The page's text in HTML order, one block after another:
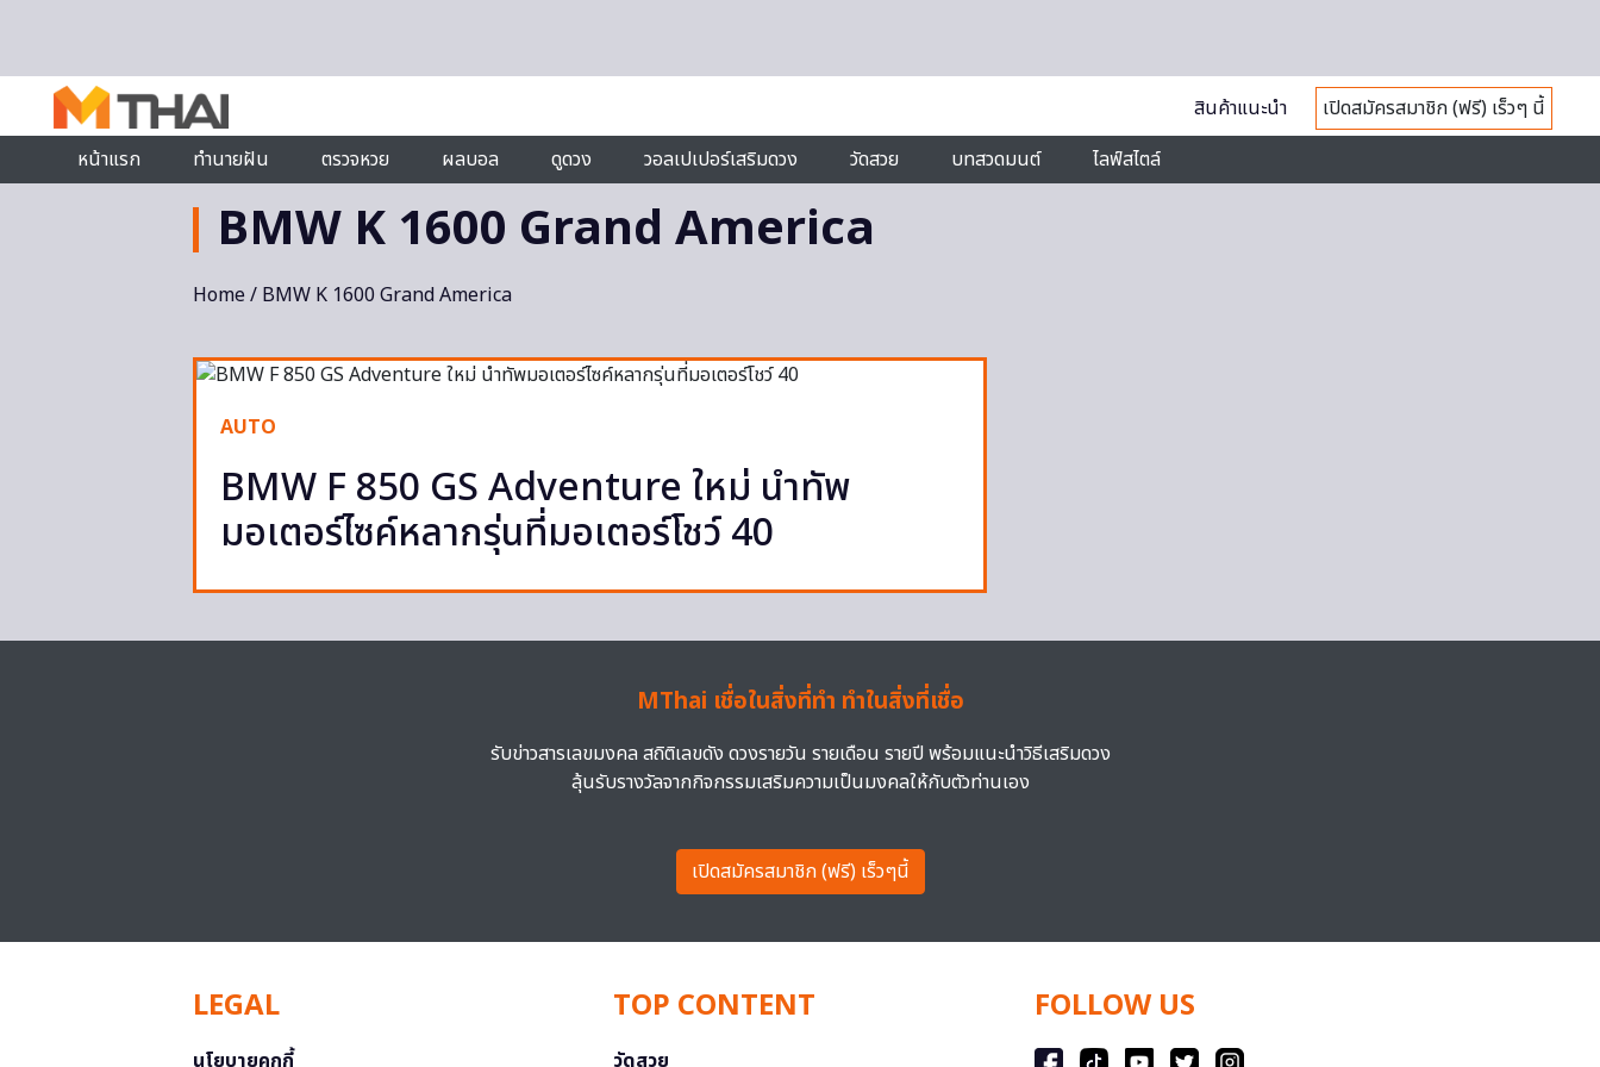
สินค้าแนะนำ
เปิดสมัครสมาชิก (ฟรี) เร็วๆ นี้
หน้าแรก
ทำนายฝัน ตรวจหวย ผลบอล ดูดวง วอลเปเปอร์เสริมดวง วัดสวย บทสวดมนต์ ไลฟ์สไตล์
BMW K 1600 Grand America
Home/ BMW K 1600 Grand America
AUTO
BMW F 850 GS Adventure ใหม่ นำทัพ
มอเตอร์ไซค์หลากรุ่นที่มอเตอร์โชว์ 40
MThai เชื่อในสิ่งที่ทำ ทำในสิ่งที่เชื่อ
รับข่าวสารเลขมงคล สถิติเลขดัง ดวงรายวัน รายเดือน รายปี พร้อมแนะนำวิธีเสริมดวง
ลุ้นรับรางวัลจากกิจกรรมเสริมความเป็นมงคลให้กับตัวท่านเอง
เปิดสมัครสมาชิก (ฟรี) เร็วๆนี้
LEGAL
นโยบายคุกกี้
TOP CONTENT
วัดสวย
FOLLOW US